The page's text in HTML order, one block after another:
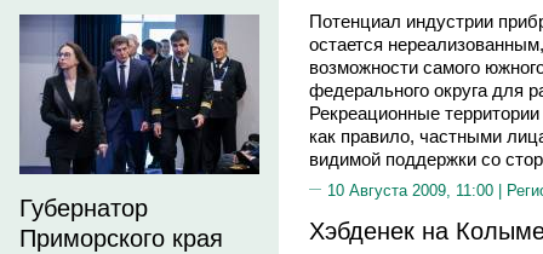
Губернатор
Приморского края
Потенциал индустрии
остается
возможности самого
федерального округа для
Рекреационные
как правило, частными
видимой поддержки со
10 Августа 2009, 11:00 |
Хэбденек на